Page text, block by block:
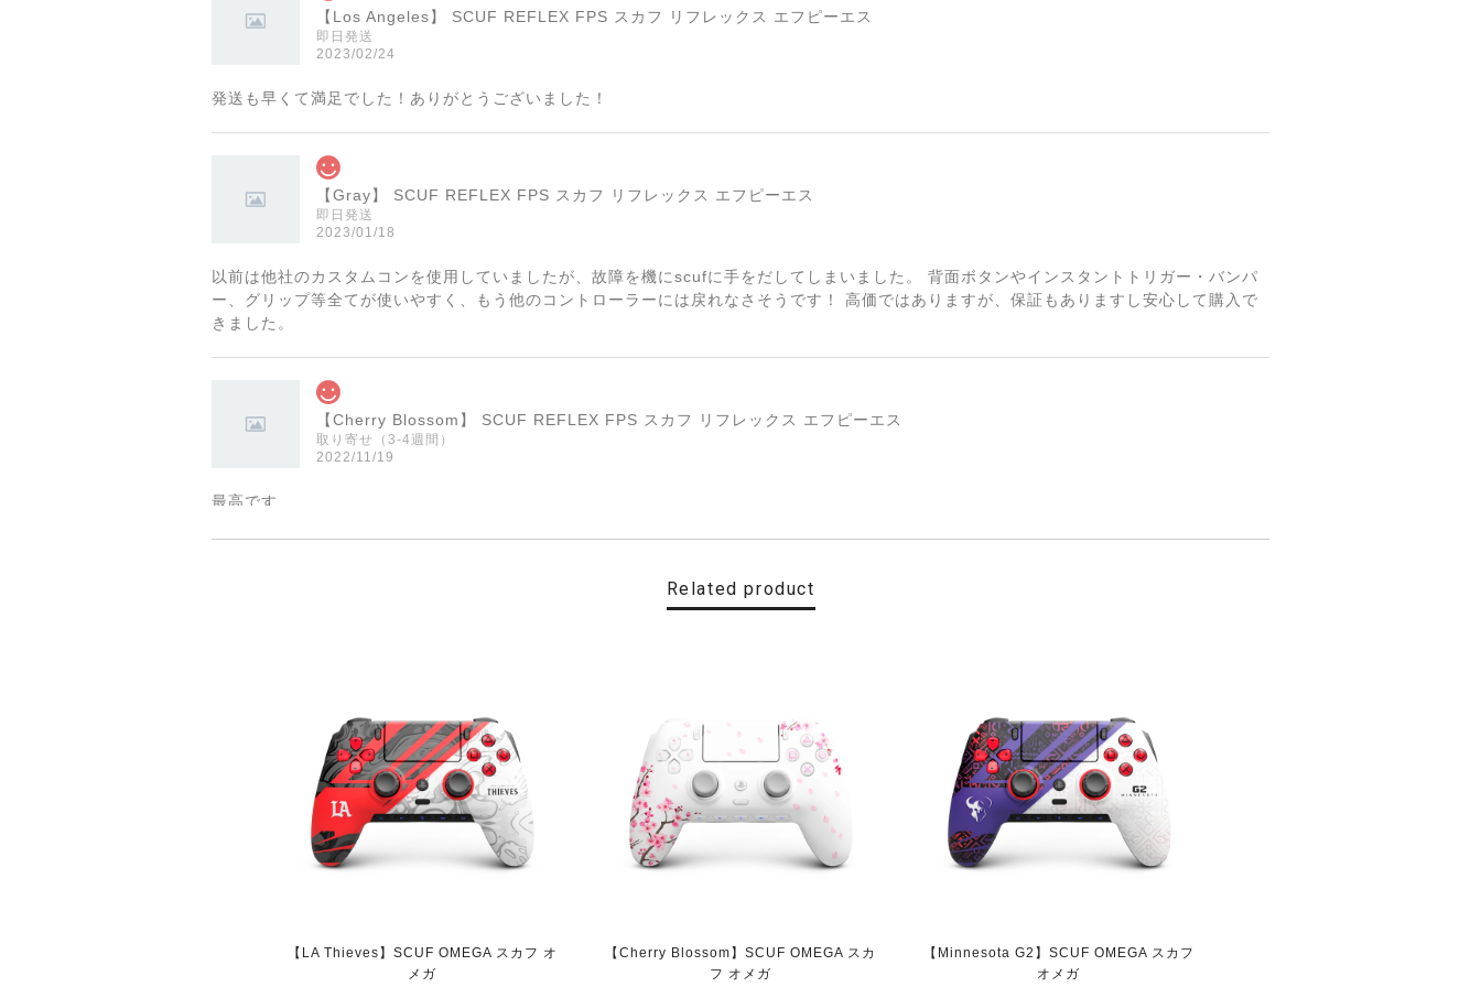
【Los Angeles】 SCUF REFLEX FPS スカフ リフレックス エフピーエス
即日発送
2023/02/24
発送も早くて満足でした！ありがとうございました！
【Gray】 SCUF REFLEX FPS スカフ リフレックス エフピーエス
即日発送
2023/01/18
以前は他社のカスタムコンを使用していましたが、故障を機にscufに手をだしてしまいました。 背面ボタンやインスタントトリガー・バンパ
ー、グリップ等全てが使いやすく、もう他のコントローラーには戻れなさそうです！ 高価ではありますが、保証もありますし安心して購入で
きました。
【Cherry Blossom】 SCUF REFLEX FPS スカフ リフレックス エフピーエス
取り寄せ（3-4週間）
2022/11/19
最高です
【CDL】 SCUF REFLEX FPS スカフ リフレックス エフピーエス
【Black】 SCUF REFLEX FPS スカフ リフレックス エフピーエス
取り寄せ（3-4週間）
2022/11/13
ps5 カスタムコントローラーの中で最上位である本商品は輸入品となり高額な商品です。 他のショップ等も色々調べましたが、ここのショッ
Related product
【LA Thieves】SCUF OMEGA スカフ オ
メガ
【Cherry Blossom】SCUF OMEGA スカ
フ オメガ
【Minnesota G2】SCUF OMEGA スカフ
オメガ